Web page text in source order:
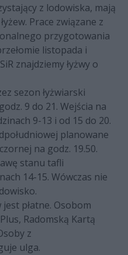
z lodowiska, mają
Prace związane z
przygotowania
listopada i
znajdziemy łyżwy o
sezon łyżwiarski
9 do 21. Wejścia na
9-13 i od 15 do 20.
planowane
na godz. 19.50.
stanu tafli
14-15. Wówczas nie
jest płatne. Osobom
Radomską Kartą
z
ulga.